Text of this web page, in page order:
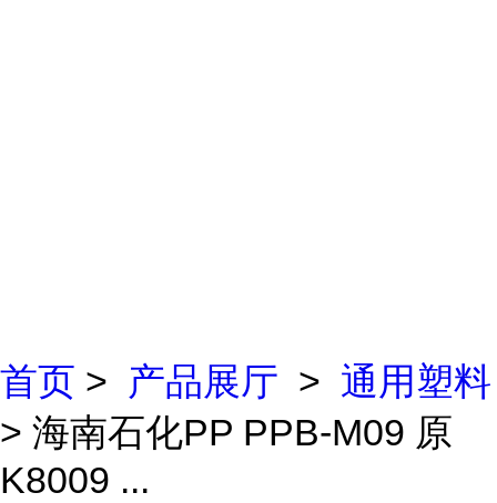
首页 > 产品展厅 > 通用塑料
> 海南石化PP PPB-M09 原
K8009 ...